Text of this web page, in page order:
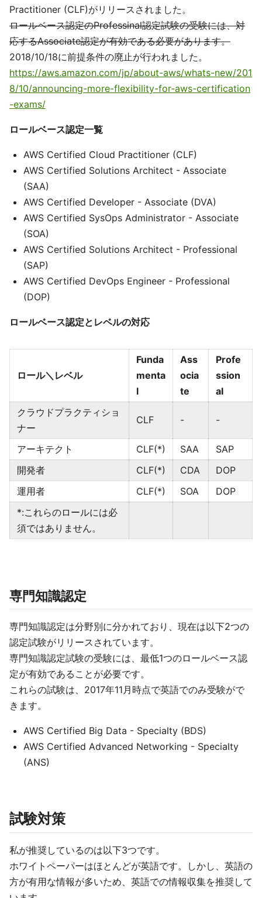
Practitioner (CLF)がリリースされました。
ロールベース認定のProfessinal認定試験の受験には、対
応するAssociate認定が有効である必要があります。
2018/10/18に前提条件の廃止が行われました。
https://aws.amazon.com/jp/about-aws/whats-new/201
8/10/announcing-more-flexibility-for-aws-certification
-exams/
ロールベース認定一覧
AWS Certified Cloud Practitioner (CLF)
AWS Certified Solutions Architect - Associate
(SAA)
AWS Certified Developer - Associate (DVA)
AWS Certified SysOps Administrator - Associate
(SOA)
AWS Certified Solutions Architect - Professional
(SAP)
AWS Certified DevOps Engineer - Professional
(DOP)
ロールベース認定とレベルの対応
ロール＼レベル
Funda
menta
l
Ass
ocia
te
Profe
ssion
al
クラウドプラクティショ
ナー
CLF - -
アーキテクト CLF(*) SAA
SAP
開発者
CLF(*) CDA
DOP
運用者
CLF(*) SOA
DOP
*:これらのロールには必
須ではありません。
専門知識認定
専門知識認定は分野別に分かれており、現在は以下2つの
認定試験がリリースされています。
専門知識認定試験の受験には、最低1つのロールベース認
定が有効であることが必要です。
これらの試験は、2017年11月時点で英語でのみ受験がで
きます。
AWS Certified Big Data - Specialty (BDS)
AWS Certified Advanced Networking - Specialty
(ANS)
試験対策
私が推奨しているのは以下3つです。
ホワイトペーパーはほとんどが英語です。しかし、英語の
方が有用な情報が多いため、英語での情報収集を推奨して